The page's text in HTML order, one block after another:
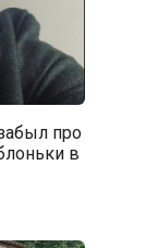
про
в